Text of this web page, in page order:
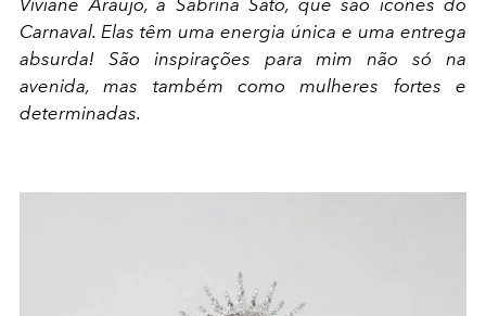
Carnaval. Elas têm uma energia única e uma entrega
absurda! São inspirações para mim não só na
avenida, mas também como mulheres fortes e
determinadas.